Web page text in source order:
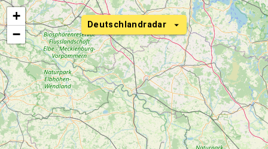
Deutschlandradar
+
−